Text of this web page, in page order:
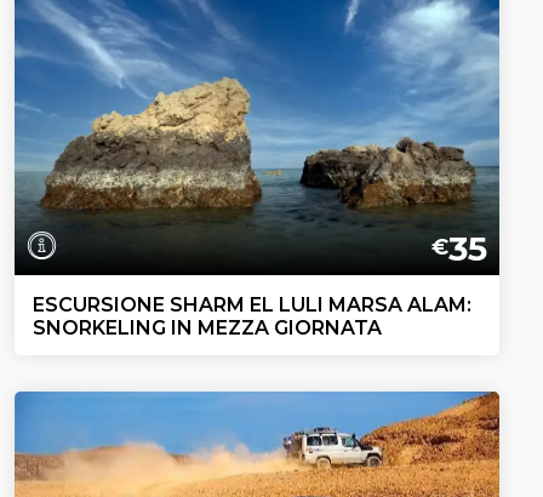
€35
ESCURSIONE SHARM EL LULI MARSA ALAM:
SNORKELING IN MEZZA GIORNATA